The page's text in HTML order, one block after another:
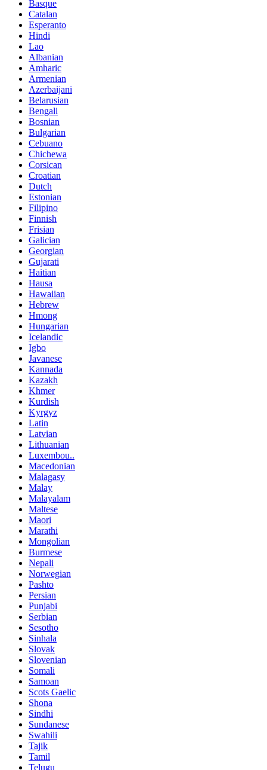
Basque
Catalan
Esperanto
Hindi
Lao
Albanian
Amharic
Armenian
Azerbaijani
Belarusian
Bengali
Bosnian
Bulgarian
Cebuano
Chichewa
Corsican
Croatian
Dutch
Estonian
Filipino
Finnish
Frisian
Galician
Georgian
Gujarati
Haitian
Hausa
Hawaiian
Hebrew
Hmong
Hungarian
Icelandic
Igbo
Javanese
Kannada
Kazakh
Khmer
Kurdish
Kyrgyz
Latin
Latvian
Lithuanian
Luxembou..
Macedonian
Malagasy
Malay
Malayalam
Maltese
Maori
Marathi
Mongolian
Burmese
Nepali
Norwegian
Pashto
Persian
Punjabi
Serbian
Sesotho
Sinhala
Slovak
Slovenian
Somali
Samoan
Scots Gaelic
Shona
Sindhi
Sundanese
Swahili
Tajik
Tamil
Telugu